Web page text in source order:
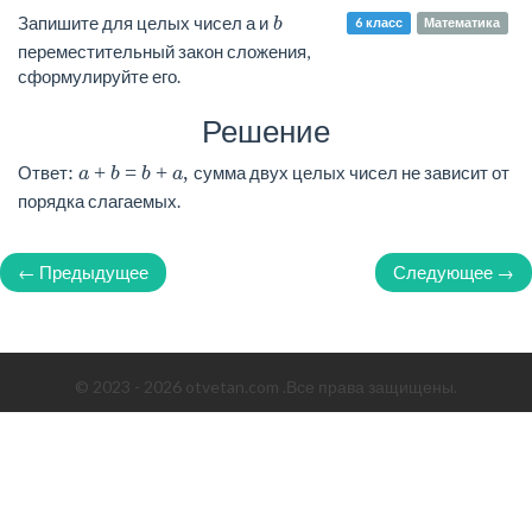
6 класс Математика
Запишите для целых чисел а и b
переместительный закон сложения,
сформулируйте его.
Решение
Ответ: a + b = b + a, сумма двух целых чисел не зависит от
порядка слагаемых.
← Предыдущее Следующее →
© 2023 - 2026 otvetan.com .Все права защищены.